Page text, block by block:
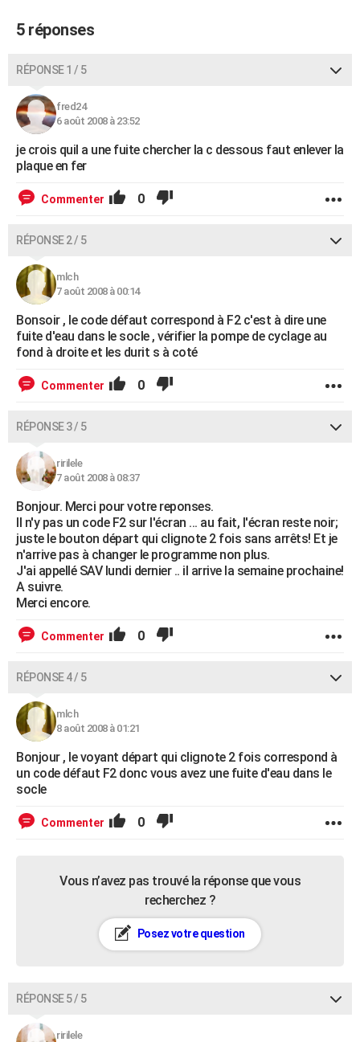
S'inscrire
Se connecter
Lycées
Collèges
Primaires
Universités
Entreprises
Service militaire
Avis de recherche
AVIS DE DÉCÈS
FORUM
5 réponses
RÉPONSE 1 / 5
fred24
6 août 2008 à 23:52
je crois quil a une fuite chercher la c dessous faut enlever la
plaque en fer
Commenter 0
RÉPONSE 2 / 5
mlch
7 août 2008 à 00:14
Bonsoir , le code défaut correspond à F2 c'est à dire une
fuite d'eau dans le socle , vérifier la pompe de cyclage au
fond à droite et les durit s à coté
Commenter 0
RÉPONSE 3 / 5
ririlele
7 août 2008 à 08:37
Bonjour. Merci pour votre reponses.
Il n'y pas un code F2 sur l'écran ... au fait, l'écran reste noir;
juste le bouton départ qui clignote 2 fois sans arrêts! Et je
n'arrive pas à changer le programme non plus.
J'ai appellé SAV lundi dernier .. il arrive la semaine prochaine!
A suivre.
Merci encore.
Commenter 0
RÉPONSE 4 / 5
mlch
8 août 2008 à 01:21
Bonjour , le voyant départ qui clignote 2 fois correspond à
un code défaut F2 donc vous avez une fuite d'eau dans le
socle
Commenter 0
Vous n’avez pas trouvé la réponse que vous
recherchez ?
Posez votre question
RÉPONSE 5 / 5
ririlele